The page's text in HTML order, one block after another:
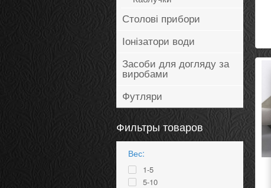
Столові прибори
Іонізатори води
Засоби для догляду за
виробами
Футляри
Фильтры товаров
Вес:
1-5
5-10